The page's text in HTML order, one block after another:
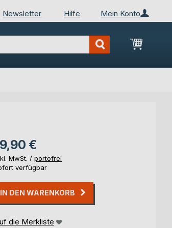
Mein Konto
Newsletter Hilfe
Mein
€
MwSt. / portofrei
verfügbar
IN DEN WARENKORB
die Merkliste